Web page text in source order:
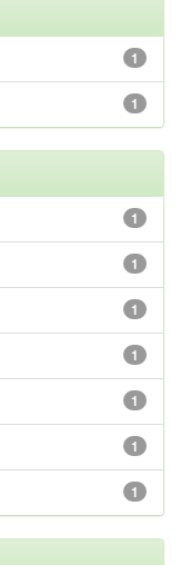
1
1
1
1
1
1
1
1
1